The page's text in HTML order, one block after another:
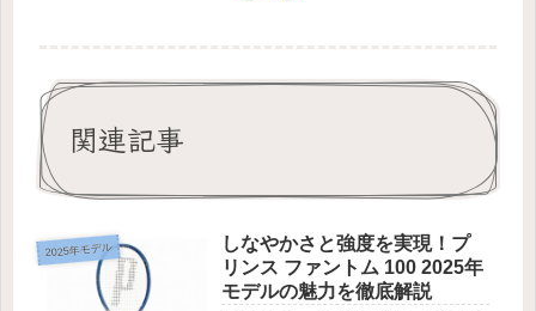
関連記事
2025年モデル
しなやかさと強度を実現！プ
リンス ファントム 100 2025年
モデルの魅力を徹底解説